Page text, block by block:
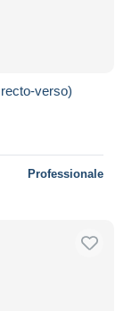
verso)
Professionale